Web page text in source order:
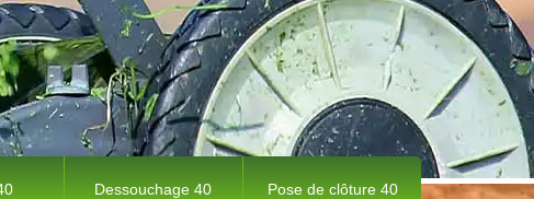
Dessouchage 40 Pose de clôture 40